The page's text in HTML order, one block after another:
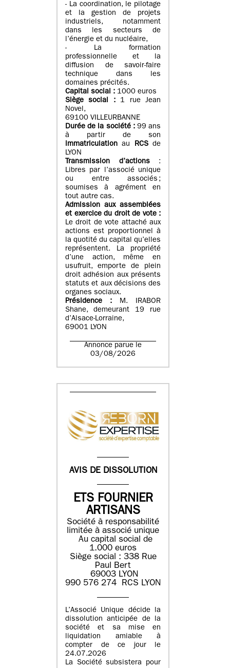
- La coordination, le pilotage
et la gestion de projets
industriels, notamment
dans les secteurs de
l’énergie et du nucléaire,
- La formation
professionnelle et la
diffusion de savoir-faire
technique dans les
domaines précités.
Capital social : 1000 euros
Siège social :1 rue Jean
Novel,
69100 VILLEURBANNE
Durée de la société :99 ans
à partir de son
immatriculation au RCSde
LYON
Transmission d’actions:
Libres par l’associé unique
ou entre associés ;
soumises à agrément en
tout autre cas.
Admission aux assemblées
et exercice du droit de vote :
Le droit de vote attaché aux
actions est proportionnel à
la quotité du capital qu’elles
représentent. La propriété
d’une action, même en
usufruit, emporte de plein
droit adhésion aux présents
statuts et aux décisions des
organes sociaux.
Présidence : M. IRABOR
Shane, demeurant 19 rue
d’Alsace-Lorraine,
69001 LYON
Annonce parue le
03/08/2026
AVIS DE DISSOLUTION
ETS FOURNIER
ARTISANS
Société à responsabilité
limitée à associé unique
Au capital social de
1.000 euros
Siège social : 338 Rue
Paul Bert
69003 LYON
990 576 274 RCS LYON
L’Associé Unique décide la
dissolution anticipée de la
société et sa mise en
liquidation amiable à
compter de ce jour le
24.07.2026
La Société subsistera pour